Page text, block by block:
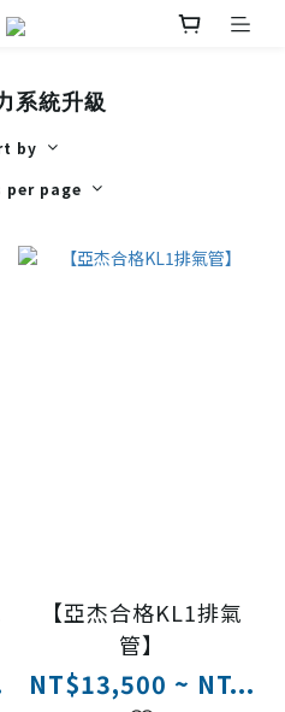
系統升級
by
per page
【亞杰合格KL1排氣
管】
NT$13,500 ~ NT...